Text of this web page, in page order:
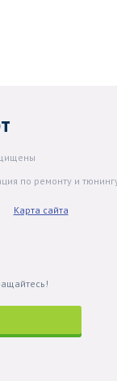
по ремонту и
Карта сайта